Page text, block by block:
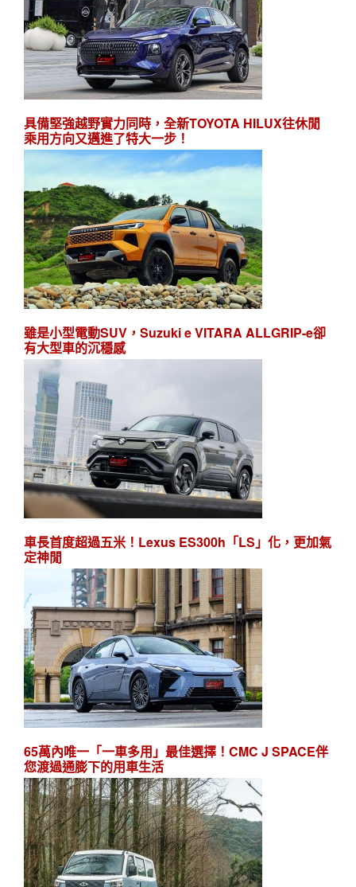
具備堅強越野實力同時，全新TOYOTA HILUX往休閒
乘用方向又邁進了特大一步！
雖是小型電動SUV，Suzuki e VITARA ALLGRIP-e卻
有大型車的沉穩感
車長首度超過五米！Lexus ES300h「LS」化，更加氣
定神閒
65萬內唯一「一車多用」最佳選擇！CMC J SPACE伴
您渡過通膨下的用車生活